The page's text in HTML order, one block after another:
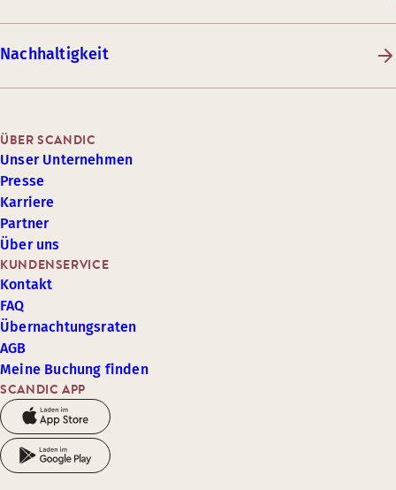
Nachhaltigkeit
SCANDIC APP
KUNDENSERVICE
Kontakt
FAQ
Übernachtungsraten
AGB
Meine Buchung finden
ÜBER SCANDIC
Unser Unternehmen
Presse
Karriere
Partner
Über uns